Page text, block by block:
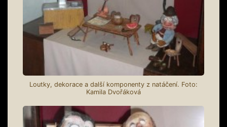
Loutky, dekorace a další komponenty z natáčení. Foto:
Kamila Dvořáková